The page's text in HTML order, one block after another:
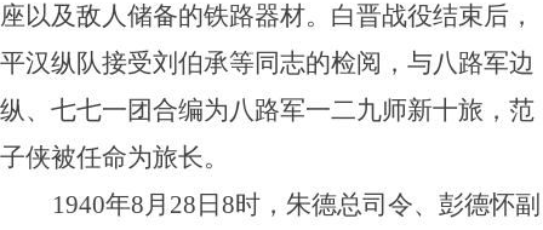
座以及敌人储备的铁路器材。白晋战役结束后，
平汉纵队接受刘伯承等同志的检阅，与八路军边
纵、七七一团合编为八路军一二九师新十旅，范
子侠被任命为旅长。
1940年8月28日8时，朱德总司令、彭德怀副